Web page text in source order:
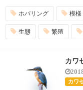
ホバリング 模様
生態 繁殖
カワ
カワ